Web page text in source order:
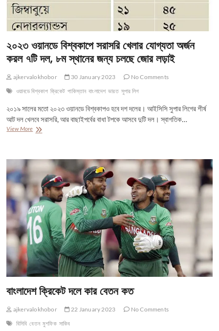
২০২৩ ওয়ানডে বিশ্বকাপে সরাসরি খেলার যোগ্যতা অর্জন
করল ৭টি দল, ৮ম স্থানের জন্য চলছে জোর লড়াই
ajkervalokhobor 30 January 2023
No Comments
ওয়ানডে বিশ্বকাপ ক্রিকেট পাকিস্তান বাংলাদেশ ভারত সুপার লিগ
২০১৯ সালের মতো ২০২৩ ওয়ানডে বিশ্বকাপও হবে দশ দলের। আইসিসি সুপার লিগের শীর্ষ
আট দল খেলবে সরাসরি, আর বাছাইপর্বের বাধা টপকে আসবে দুটি দল। স্বাগতিক…
View More২০২৩
খেলার
যোগ্যতা
অর্জন
করল
৭টি
দল,
৮ম
স্থানের
জন্য
চলছে
জোর
লড়াই
বাংলাদেশ ক্রিকেট দলে কার বেতন কত
ajkervalokhobor 22 January 2023
No Comments
বিসিবি বেতন মুশফিক সাকিব